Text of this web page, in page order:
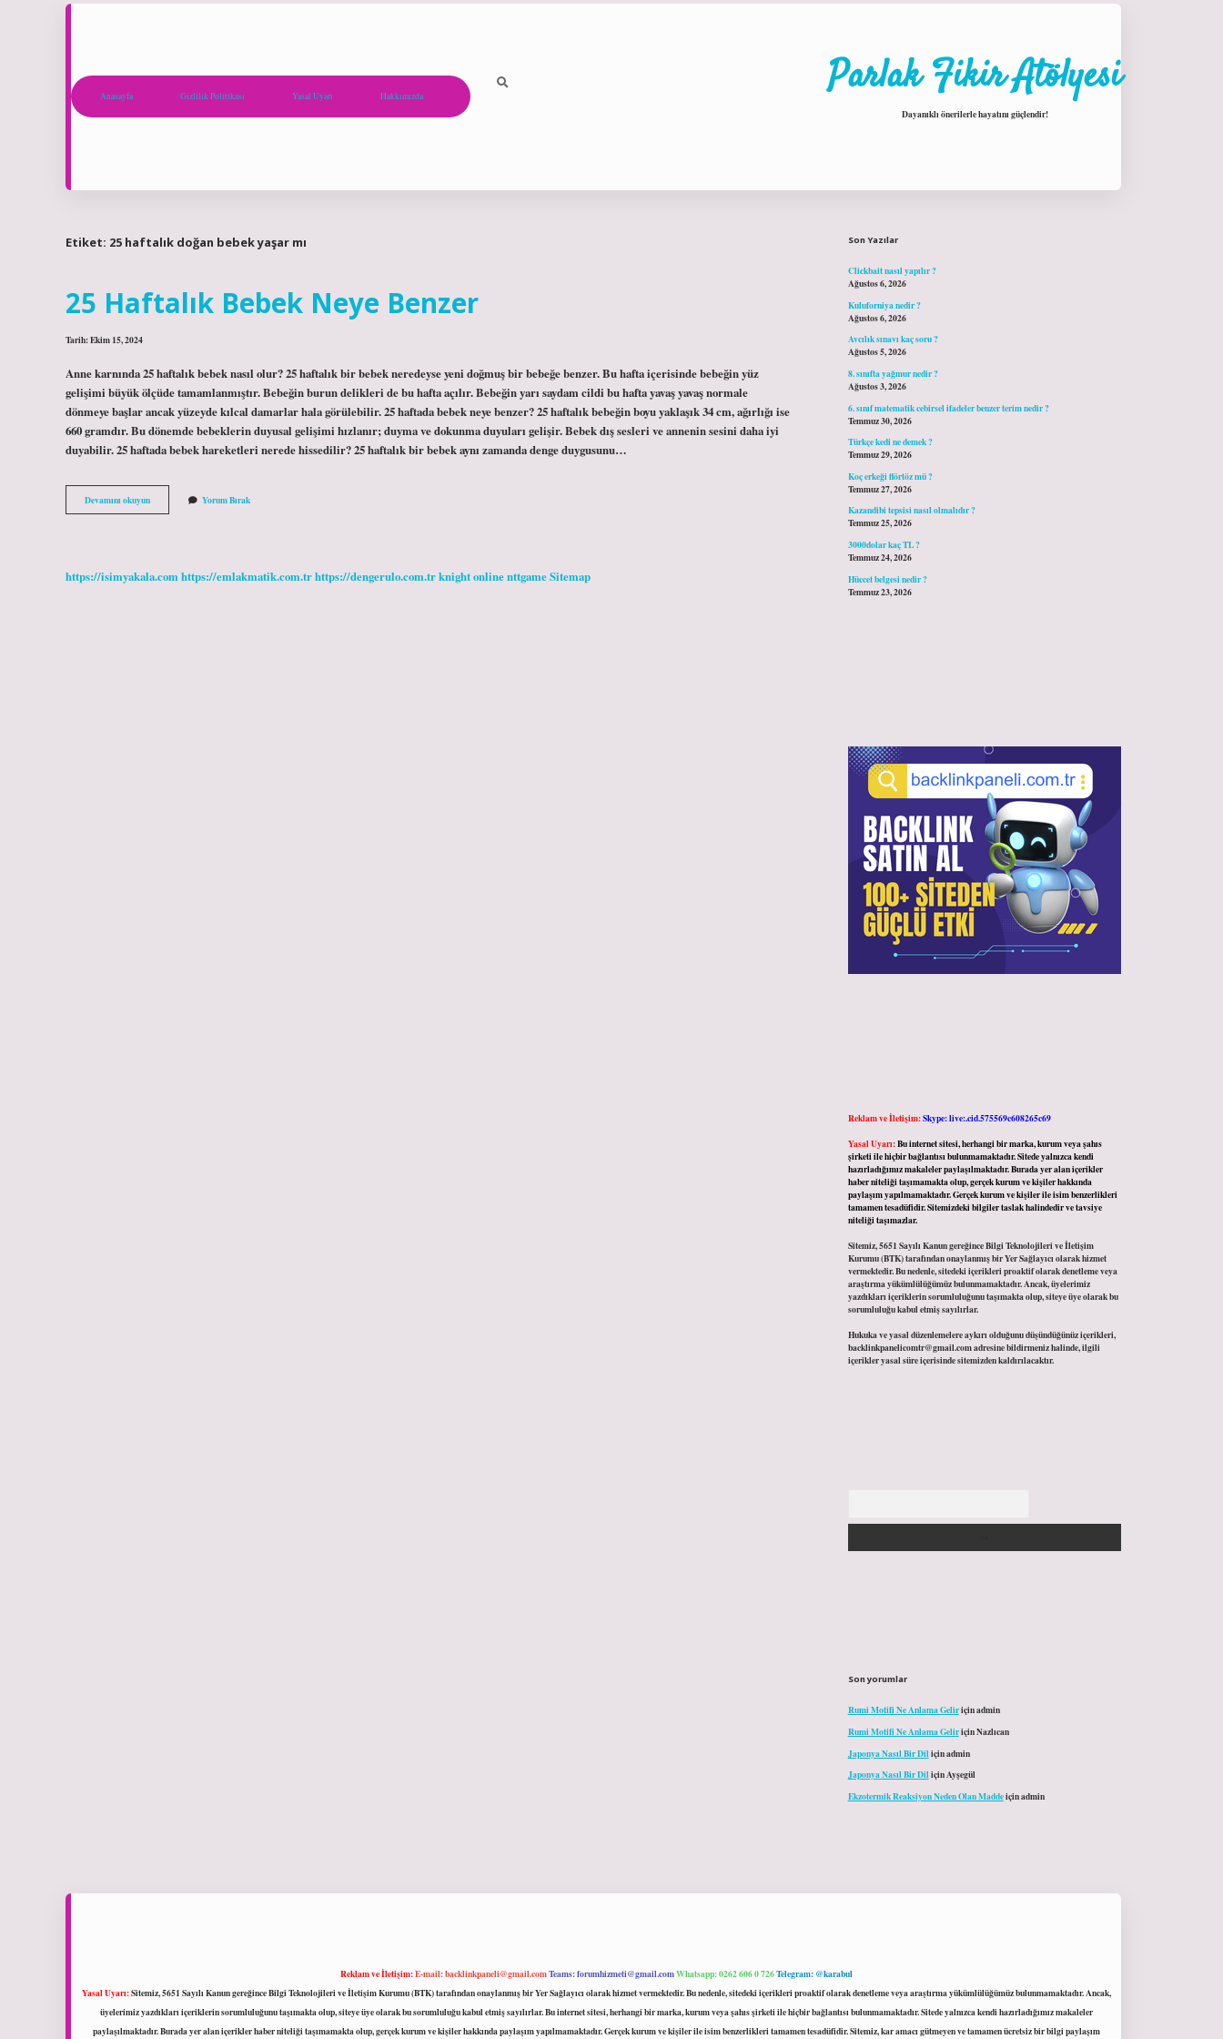
Anasayfa Gizlilik Politikası Yasal Uyarı Hakkımızda Parlak Fikir Atölyesi
Dayanıklı önerilerle hayatını güçlendir!
Etiket: 25 haftalık doğan bebek yaşar mı
25 Haftalık Bebek Neye Benzer
Tarih: Ekim 15, 2024
Anne karnında 25 haftalık bebek nasıl olur? 25 haftalık bir bebek neredeyse yeni doğmuş bir bebeğe benzer. Bu hafta içerisinde bebeğin yüz
gelişimi büyük ölçüde tamamlanmıştır. Bebeğin burun delikleri de bu hafta açılır. Bebeğin yarı saydam cildi bu hafta yavaş yavaş normale
dönmeye başlar ancak yüzeyde kılcal damarlar hala görülebilir. 25 haftada bebek neye benzer? 25 haftalık bebeğin boyu yaklaşık 34 cm, ağırlığı ise
660 gramdır. Bu dönemde bebeklerin duyusal gelişimi hızlanır; duyma ve dokunma duyuları gelişir. Bebek dış sesleri ve annenin sesini daha iyi
duyabilir. 25 haftada bebek hareketleri nerede hissedilir? 25 haftalık bir bebek aynı zamanda denge duygusunu…
Devamını okuyun25
Haftalık
Yorum Bırak
https://isimyakala.comhttps://emlakmatik.com.trhttps://dengerulo.com.trknight onlinenttgameSitemap
Son Yazılar
Clickbait nasıl yapılır ?
Ağustos 6, 2026
Kuluforniya nedir ?
Ağustos 6, 2026
Avcılık sınavı kaç soru ?
Ağustos 5, 2026
8. sınıfta yağmur nedir ?
Ağustos 3, 2026
6. sınıf matematik cebirsel ifadeler benzer terim nedir ?
Temmuz 30, 2026
Türkçe kedi ne demek ?
Temmuz 29, 2026
Koç erkeği flörtöz mü ?
Temmuz 27, 2026
Kazandibi tepsisi nasıl olmalıdır ?
Temmuz 25, 2026
3000dolar kaç TL ?
Temmuz 24, 2026
Hüccet belgesi nedir ?
Temmuz 23, 2026
Reklam ve İletişim:Skype: live:.cid.575569c608265c69
Yasal Uyarı:Bu internet sitesi, herhangi bir marka, kurum veya şahıs
şirketi ile hiçbir bağlantısı bulunmamaktadır. Sitede yalnızca kendi
hazırladığımız makaleler paylaşılmaktadır. Burada yer alan içerikler
haber niteliği taşımamakta olup, gerçek kurum ve kişiler hakkında
paylaşım yapılmamaktadır. Gerçek kurum ve kişiler ile isim benzerlikleri
tamamen tesadüfidir. Sitemizdeki bilgiler taslak halindedir ve tavsiye
niteliği taşımazlar.
Sitemiz, 5651 Sayılı Kanun gereğince Bilgi Teknolojileri ve İletişim
Kurumu (BTK) tarafından onaylanmış bir Yer Sağlayıcı olarak hizmet
vermektedir. Bu nedenle, sitedeki içerikleri proaktif olarak denetleme veya
araştırma yükümlülüğümüz bulunmamaktadır. Ancak, üyelerimiz
yazdıkları içeriklerin sorumluluğunu taşımakta olup, siteye üye olarak bu
sorumluluğu kabul etmiş sayılırlar.
Hukuka ve yasal düzenlemelere aykırı olduğunu düşündüğünüz içerikleri,
backlinkpanelicomtr@gmail.comadresine bildirmeniz halinde, ilgili
içerikler yasal süre içerisinde sitemizden kaldırılacaktır.
Son yorumlar
Rumi Motifi Ne Anlama Geliriçinadmin
Rumi Motifi Ne Anlama GeliriçinNazlıcan
Japonya Nasıl Bir Dil içinadmin
Japonya Nasıl Bir DiliçinAyşegül
Ekzotermik Reaksiyon Neden Olan Maddeiçinadmin
Reklam ve İletişim:E-mail:backlinkpaneli@gmail.comTeams:forumhizmeti@gmail.comWhatsapp: 0262 606 0 726Telegram: @karabul
Yasal Uyarı:Sitemiz, 5651 Sayılı Kanun gereğince Bilgi Teknolojileri ve İletişim Kurumu (BTK) tarafından onaylanmış bir Yer Sağlayıcı olarak hizmet vermektedir. Bu nedenle, sitedeki içerikleri proaktif olarak denetleme veya araştırma yükümlülüğümüz bulunmamaktadır. Ancak,
üyelerimiz yazdıkları içeriklerin sorumluluğunu taşımakta olup, siteye üye olarak bu sorumluluğu kabul etmiş sayılırlar. Bu internet sitesi, herhangi bir marka, kurum veya şahıs şirketi ile hiçbir bağlantısı bulunmamaktadır. Sitede yalnızca kendi hazırladığımız makaleler
paylaşılmaktadır. Burada yer alan içerikler haber niteliği taşımamakta olup, gerçek kurum ve kişiler hakkında paylaşım yapılmamaktadır. Gerçek kurum ve kişiler ile isim benzerlikleri tamamen tesadüfidir. Sitemiz, kar amacı gütmeyen ve tamamen ücretsiz bir bilgi paylaşım